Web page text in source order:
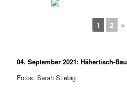
1 2 ►
04. September 2021: Hähertisch-Bau
Fotos: Sarah Stiebig